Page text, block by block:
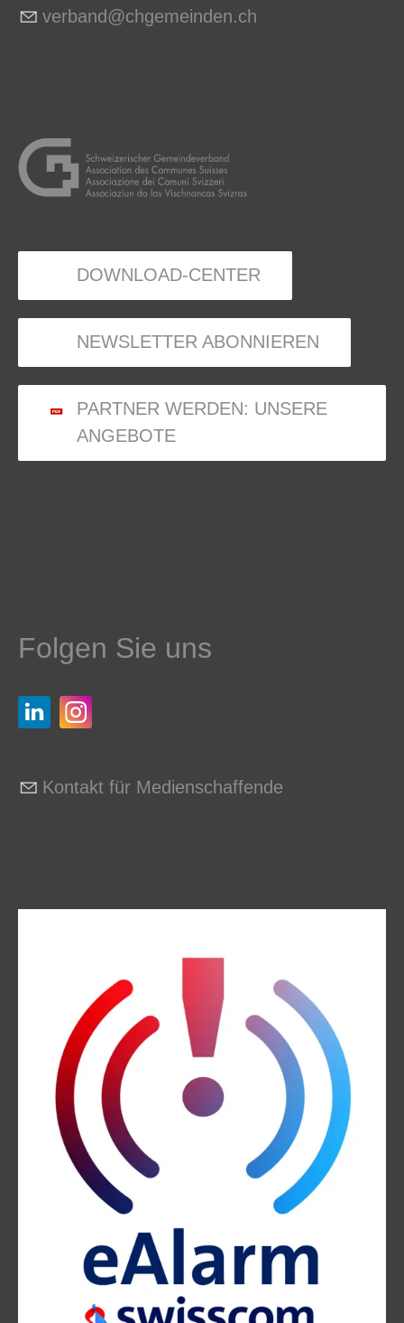
v rb nd chg m nd n ch
DOWNLOAD-CENTER
NEWSLETTER ABONNIEREN
PARTNER WERDEN: UNSERE
ANGEBOTE
Folgen Sie uns
Kontakt für Medienschaffende